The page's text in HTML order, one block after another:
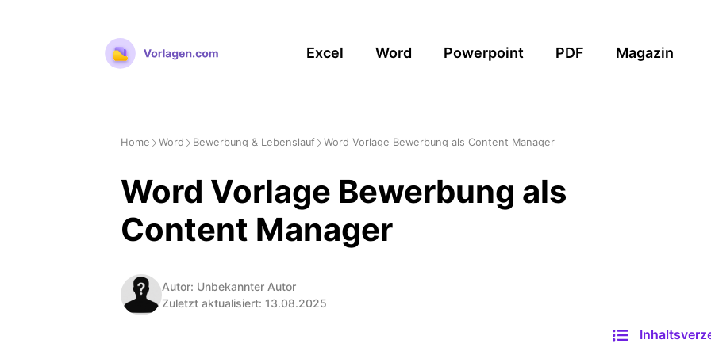
Excel Word Powerpoint PDF Magazin
Home Word Bewerbung & Lebenslauf Word Vorlage Bewerbung als Content Manager
Word Vorlage Bewerbung als
Content Manager
Autor: Unbekannter Autor
Zuletzt aktualisiert: 13.08.2025